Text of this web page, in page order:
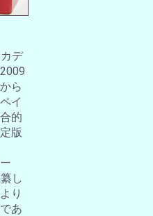
デ
ら
イ
的
版
し
り
あ